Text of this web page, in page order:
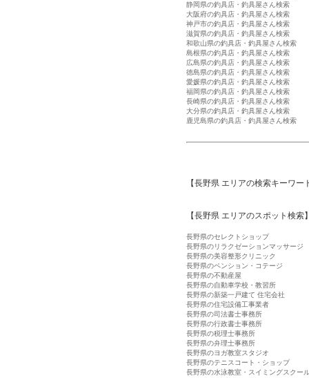
静岡県の釣具店・釣具屋さん検索
大阪府の釣具店・釣具屋さん検索
神戸市の釣具店・釣具屋さん検索
滋賀県の釣具店・釣具屋さん検索
和歌山県の釣具店・釣具屋さん検索
島根県の釣具店・釣具屋さん検索
広島県の釣具店・釣具屋さん検索
徳島県の釣具店・釣具屋さん検索
愛媛県の釣具店・釣具屋さん検索
福岡県の釣具店・釣具屋さん検索
長崎県の釣具店・釣具屋さん検索
大分県の釣具店・釣具屋さん検索
鹿児島県の釣具店・釣具屋さん検索
【長野県 エリアの検索キーワ
【長野県 エリアのスポット検索
長野県のセレクトショップ
長野県のリラクゼーションマッサージ
長野県の美容整形クリニック
長野県のペンション・コテージ
長野県の不動産屋
長野県の自動車学校・教習所
長野県の新築一戸建て 住宅会社
長野県の住宅設備工事業者
長野県の司法書士事務所
長野県の行政書士事務所
長野県の税理士事務所
長野県の弁理士事務所
長野県のヨガ教室スタジオ
長野県のテニスコート・ショップ
長野県の水泳教室・スイミングスクー